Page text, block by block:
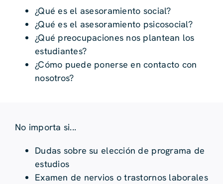
¿Qué es el asesoramiento social?
¿Qué es el asesoramiento psicosocial?
¿Qué preocupaciones nos plantean los
estudiantes?
¿Cómo puede ponerse en contacto con
nosotros?
No importa si...
Dudas sobre su elección de programa de
estudios
Examen de nervios o trastornos laborales